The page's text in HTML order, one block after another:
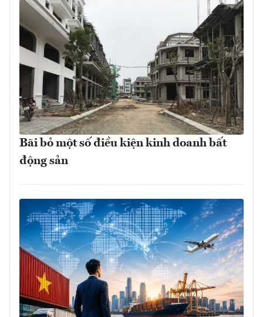
Bãi bỏ một số điều kiện kinh doanh bất
động sản